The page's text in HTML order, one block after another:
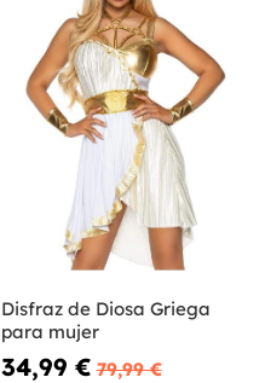
Disfraz de Diosa Griega
para mujer
34,99 € 79,99 €